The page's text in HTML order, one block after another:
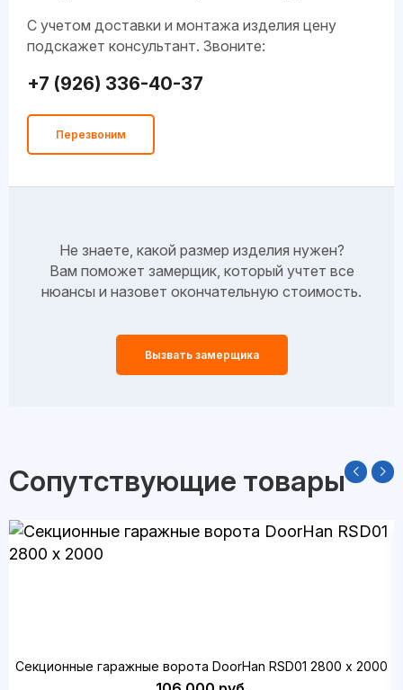
C учетом доставки и монтажа изделия цену
подскажет консультант. Звоните:
+7 (926) 336-40-37
Перезвоним
Не знаете, какой размер изделия нужен?
Вам поможет замерщик, который учтет все
нюансы и назовет окончательную стоимость.
Вызвать замерщика
Сопутствующие товары
Секционные гаражные ворота DoorHan RSD01 2800 х 2000